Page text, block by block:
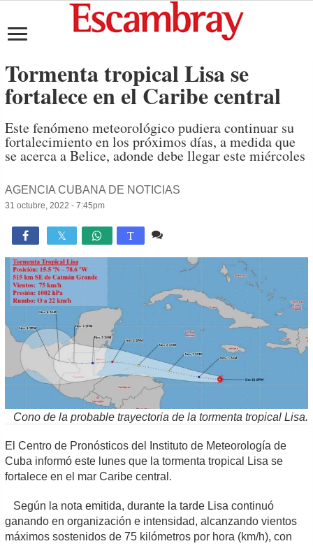
Tormenta tropical Lisa se
fortalece en el Caribe central
Este fenómeno meteorológico pudiera continuar su
fortalecimiento en los próximos días, a medida que
se acerca a Belice, adonde debe llegar este miércoles
AGENCIA CUBANA DE NOTICIAS
31 octubre, 2022 - 7:45pm
 T
Cono de la probable trayectoria de la tormenta tropical Lisa.
El Centro de Pronósticos del Instituto de Meteorología de
Cuba informó este lunes que la tormenta tropical Lisa se
fortalece en el mar Caribe central.
Según la nota emitida, durante la tarde Lisa continuó
ganando en organización e intensidad, alcanzando vientos
máximos sostenidos de 75 kilómetros por hora (km/h), con